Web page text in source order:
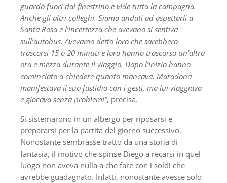
guardò fuori dal finestrino e vide tutta la campagna.
Anche gli altri colleghi. Siamo andati ad aspettarli a
Santa Rosa e l’incertezza che avevano si sentiva
sull’autobus. Avevamo detto loro che sarebbero
trascorsi 15 o 20 minuti e loro hanno trascorso un’altra
ora e mezza durante il viaggio. Dopo l’inizio hanno
cominciato a chiedere quanto mancava, Maradona
manifestava il suo fastidio con i gesti, ma lui viaggiava
e giocava senza problemi”, precisa.
Si sistemarono in un albergo per riposarsi e
prepararsi per la partita del giorno successivo.
Nonostante sembrasse tratto da una storia di
fantasia, il motivo che spinse Diego a recarsi in quel
luogo non aveva nulla a che fare con i soldi che
avrebbe guadagnato. Infatti, nonostante avesse solo